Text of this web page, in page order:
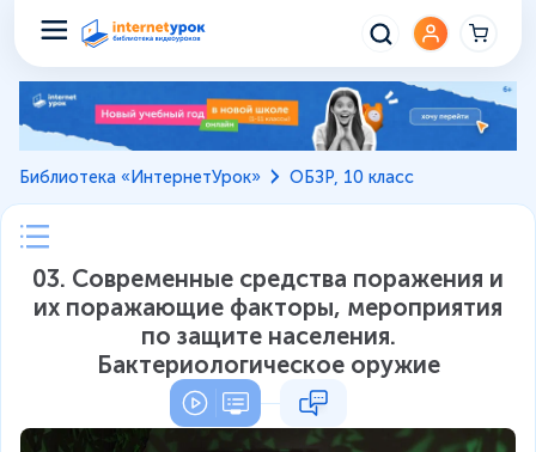
Библиотека «ИнтернетУрок» ОБЗР, 10 класс
03. Современные средства поражения и
их поражающие факторы, мероприятия
по защите населения.
Бактериологическое оружие